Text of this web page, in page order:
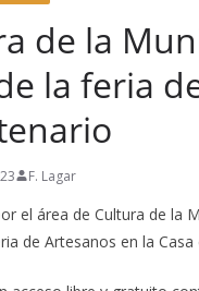
de la
la feria
F. Lagar
el área de Cultura de la
de Artesanos en la